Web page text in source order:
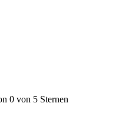
0 von 5 Sternen